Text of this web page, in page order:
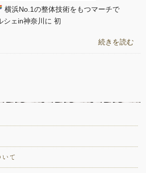
横浜No.1の整体技術をもつマーチで
シェin神奈川に 初
続きを読む
て